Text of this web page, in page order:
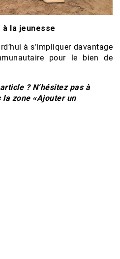
à la jeunesse
à s’impliquer davantage
pour le bien de
? N’hésitez pas à
zone «Ajouter un